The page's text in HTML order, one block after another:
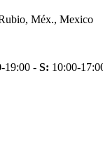
Méx., Mexico
19:00 - S: 10:00-